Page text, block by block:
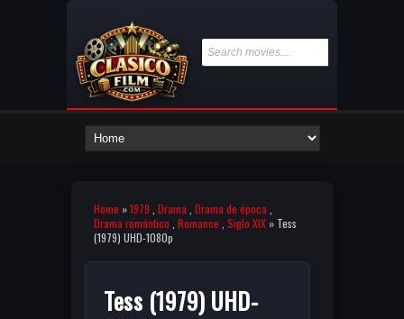
Home »1979 Drama Drama de época
Drama romántico Romance Siglo XIX » Tess
(1979) UHD-1080p
Tess (1979) UHD-